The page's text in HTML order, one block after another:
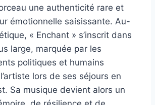
une authenticité rare et
émotionnelle saisissante. Au-
« Enchant » s’inscrit dans
large, marquée par les
politiques et humains
lors de ses séjours en
Sa musique devient alors un